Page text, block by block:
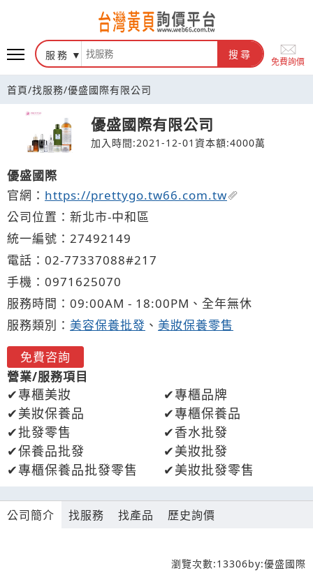
台灣黃頁詢價平台
服務 搜尋
免費詢價
首頁/找服務/優盛國際有限公司
優盛國際有限公司
加入時間:2021-12-01 資本額:4000萬
優盛國際
官網： https://prettygo.tw66.com.tw
公司位置：新北市-中和區
統一編號：27492149
電話： 02-77337088#217
手機： 0971 625070
服務時間：09:00AM - 18:00PM、全年無休
服務類別： 美容保養批發 、 美妝保養零售
免費咨詢
營業/服務項目
專櫃美妝
專櫃品牌
美妝保養品
專櫃保養品
批發零售
香水批發
保養品批發
美妝批發
專櫃保養品批發零售
美妝批發零售
公司簡介 找服務 找產品 歷史詢價
瀏覽次數:13306by:優盛國際